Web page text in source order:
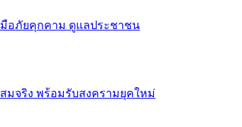
อภัยคุกคาม ดูแลประชาชน
สมจริง พร้อมรับสงครามยุคใหม่